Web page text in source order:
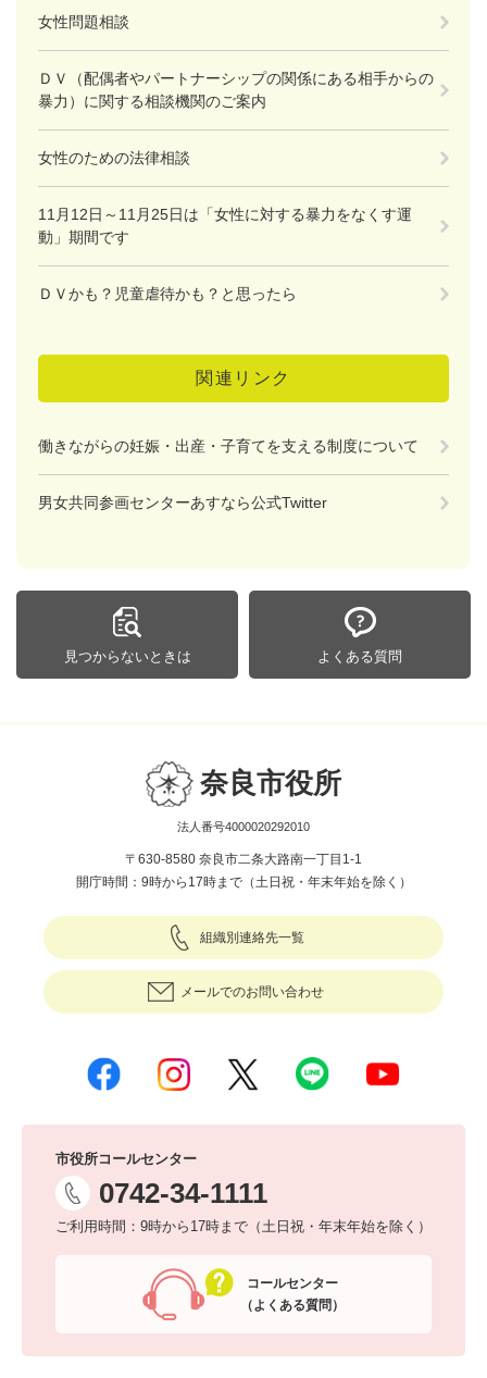
女性問題相談
ＤＶ（配偶者やパートナーシップの関係にある相手からの
暴力）に関する相談機関のご案内
女性のための法律相談
11月12日～11月25日は「女性に対する暴力をなくす運
動」期間です
ＤＶかも？児童虐待かも？と思ったら
関連リンク
働きながらの妊娠・出産・子育てを支える制度について
男女共同参画センターあすなら公式Twitter
見つからないときは よくある質問
奈良市役所
法人番号4000020292010
〒630-8580 奈良市二条大路南一丁目1-1
開庁時間：9時から17時まで（土日祝・年末年始を除く）
組織別連絡先一覧
メールでのお問い合わせ
市役所コールセンター
0742-34-1111
ご利用時間：9時から17時まで（土日祝・年末年始を除く）
コールセンター
（よくある質問）